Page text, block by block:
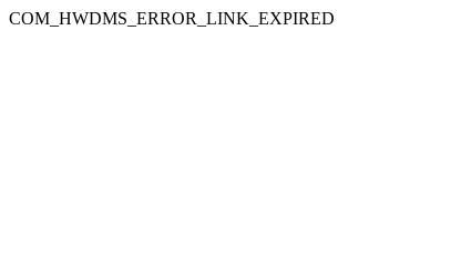
COM_HWDMS_ERROR_LINK_EXPIRED